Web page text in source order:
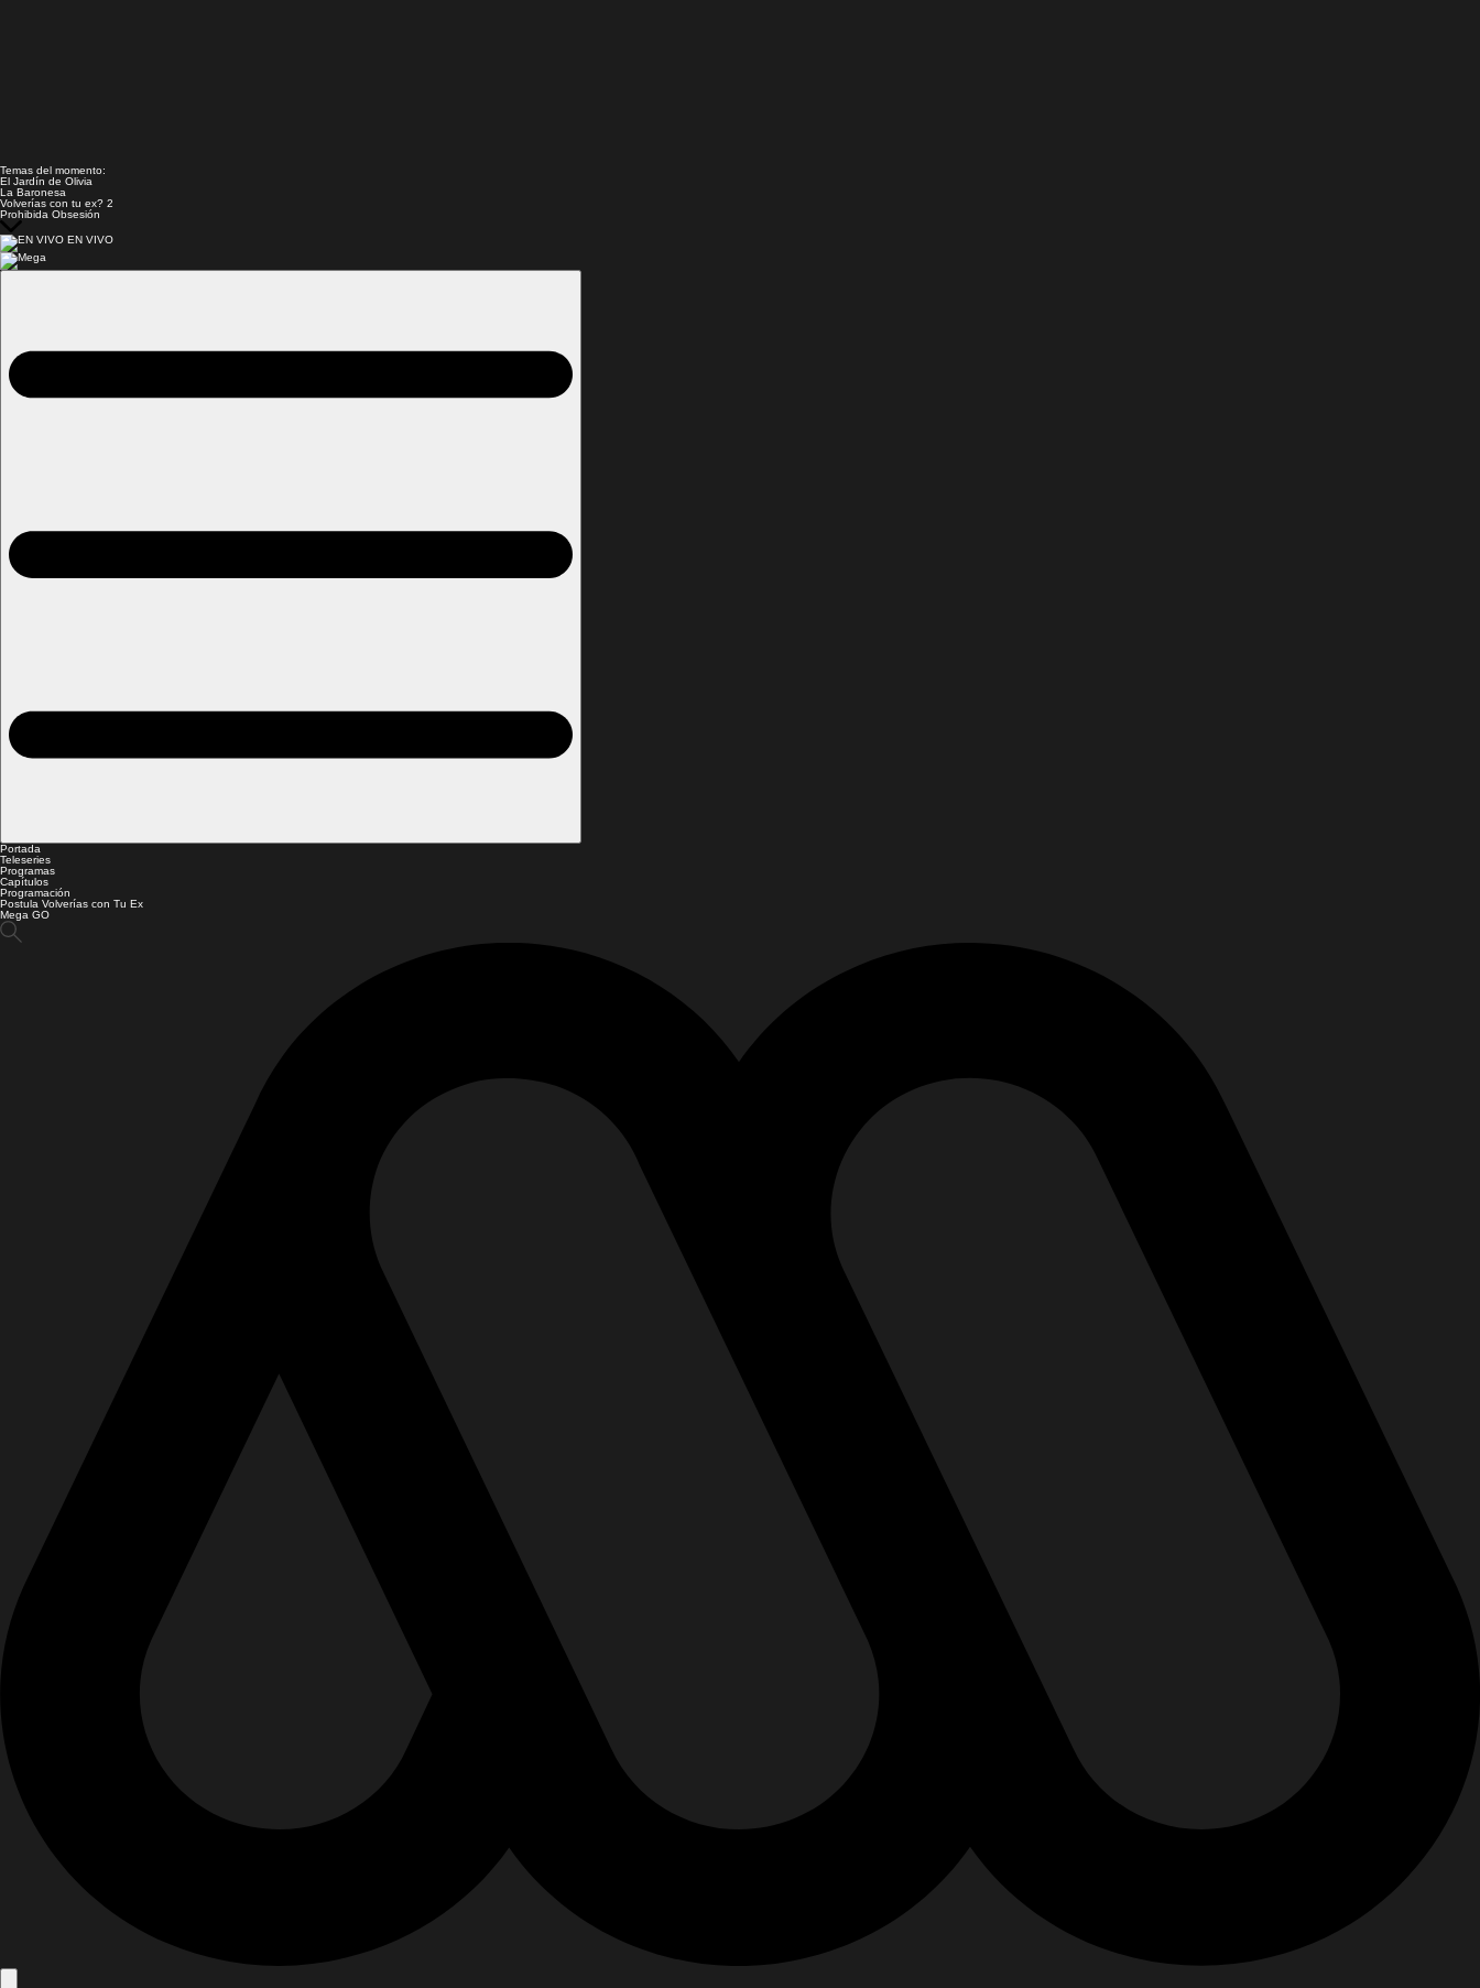
Temas del momento:
El Jardín de Olivia
La Baronesa
Volverías con tu ex? 2
Prohibida Obsesión
EN VIVO
Portada
Teleseries
Programas
Capítulos
Programación
Postula Volverías con Tu Ex
Mega GO